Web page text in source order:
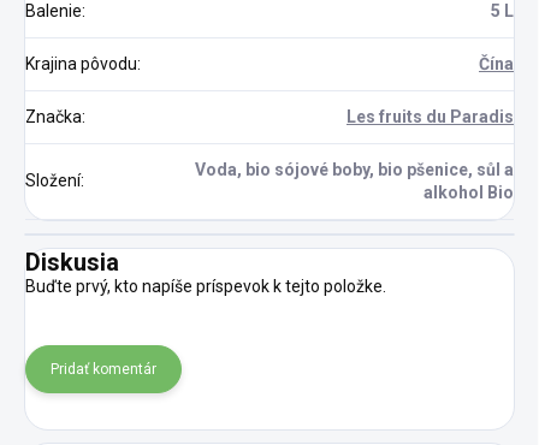
Balenie: 5 L
Krajina pôvodu: Čína
Značka: Les fruits du Paradis
Složení:
Voda, bio sójové boby, bio pšenice, sůl a
alkohol Bio
Diskusia
Buďte prvý, kto napíše príspevok k tejto položke.
Pridať komentár